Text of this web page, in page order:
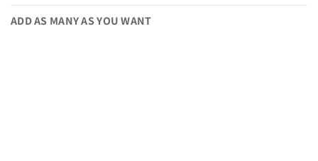
ADD AS MANY AS YOU WANT